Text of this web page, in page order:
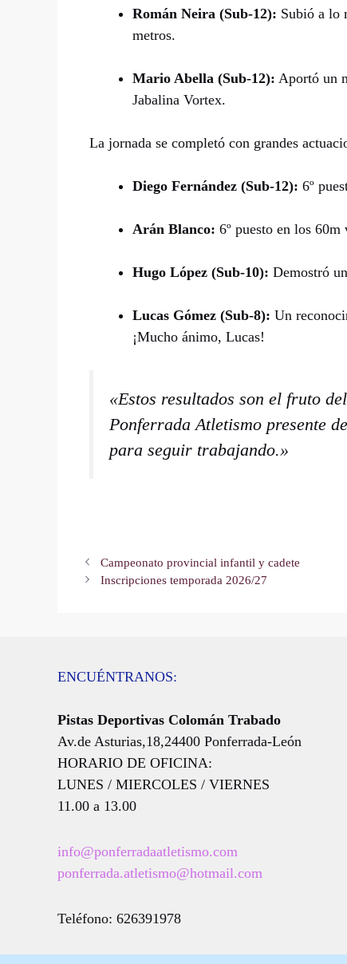
Román Neira (Sub-12): Subió a lo
metros.
Mario Abella (Sub-12): Aportó un
Jabalina Vortex.
La jornada se completó con grandes
Diego Fernández (Sub-12): 6º
Arán Blanco: 6º puesto en los 60m
Hugo López (Sub-10): Demostró
Lucas Gómez (Sub-8): Un
¡Mucho ánimo, Lucas!
«Estos resultados son el fruto
Ponferrada Atletismo presente
para seguir trabajando.»
Campeonato provincial infantil y cadete
Inscripciones temporada 2026/27
ENCUÉNTRANOS:
Pistas Deportivas Colomán Trabado
Av.de Asturias,18,24400 Ponferrada-León
HORARIO DE OFICINA:
LUNES / MIERCOLES / VIERNES
11.00 a 13.00
info@ponferradaatletismo.com
ponferrada.atletismo@hotmail.com
Teléfono: 626391978